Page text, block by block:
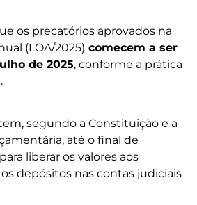
os precatórios aprovados na
(LOA/2025) comecem a ser
de 2025, conforme a prática
segundo a Constituição e a
até o final de
liberar os valores aos
depósitos nas contas judiciais